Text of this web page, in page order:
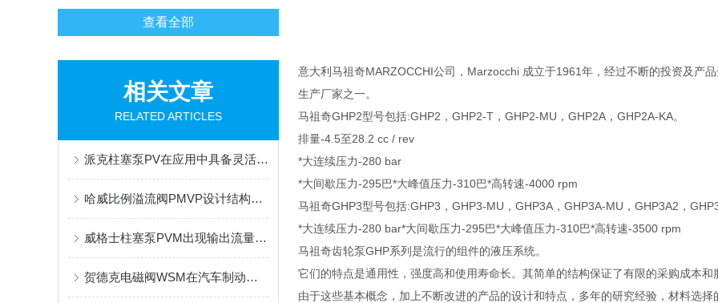
查看全部
相关文章
RELATED ARTICLES
派克柱塞泵PV在应用中具备灵活性和多样化的选择
哈威比例溢流阀PMVP设计结构简单，更容易维护和安装
威格士柱塞泵PVM出现输出流量不足或不输出油故障的解决方法
贺德克电磁阀WSM在汽车制动系统中的作用
意大利马祖奇MARZOCCHI公司，Marzocchi 成立于1961年，经过不断的投资及产
生产厂家之一。
马祖奇GHP2型号包括:GHP2，GHP2-T，GHP2-MU，GHP2A，GHP2A-KA。
排量-4.5至28.2 cc / rev
*大连续压力-280 bar
*大间歇压力-295巴*大峰值压力-310巴*高转速-4000 rpm
马祖奇GHP3型号包括:GHP3，GHP3-MU，GHP3A，GHP3A-MU，GHP3A2，
*大连续压力-280 bar*大间歇压力-295巴*大峰值压力-310巴*高转速-3500 rpm
马祖奇齿轮泵GHP系列是流行的组件的液压系统。
它们的特点是通用性，强度高和使用寿命长。其简单的结构保证了有限的采购成本和
由于这些基本概念，加上不断改进的产品的设计和特点，多年的研究经验，材料选